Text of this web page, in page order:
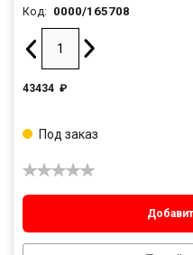
Код: 0000/165708
43434 ₽
Под заказ